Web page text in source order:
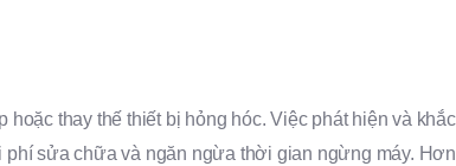
thay thế thiết bị hỏng hóc. Việc phát hiện và
sửa chữa và ngăn ngừa thời gian ngừng máy.